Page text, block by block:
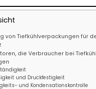
von Tiefkühlverpackungen für
die Verbraucher bei
und Druckfestigkeit
und Kondensationskontrolle